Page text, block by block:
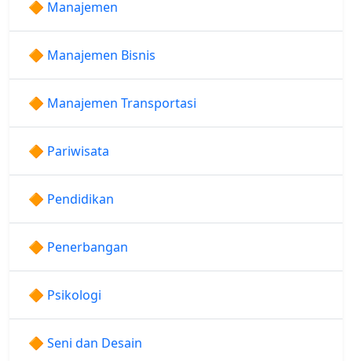
🔶 Manajemen
🔶 Manajemen Bisnis
🔶 Manajemen Transportasi
🔶 Pariwisata
🔶 Pendidikan
🔶 Penerbangan
🔶 Psikologi
🔶 Seni dan Desain